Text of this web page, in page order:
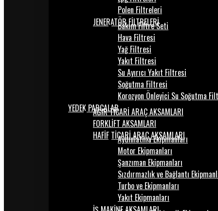
Polen Filtreleri
JENERATÖR FİLTRELERİ
Bakım Filtre Seti
Hava Filtresi
Yağ Filtresi
Yakıt Filtresi
Su Ayırıcı Yakıt Filtresi
Soğutma Filtresi
Korozyon Önleyici Su Soğutma
YEDEK PARÇALARAĞIR TİCARİ ARAÇ AKSAMLARI
FORKLİFT AKSAMLARI
HAFİF TİCARİ ARAÇ AKSAMLARI
Aydınlatma Ekipmanları
Motor Ekipmanları
Şanzıman Ekipmanları
Sızdırmazlık ve Bağlantı
Turbo ve Ekipmanları
Yakıt Ekipmanları